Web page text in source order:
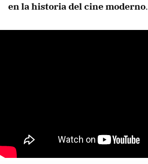
en la historia del cine moderno.